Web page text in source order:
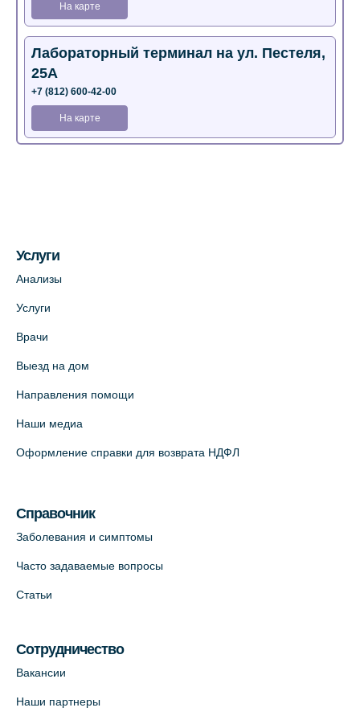
На карте
Лабораторный терминал на ул. Пестеля,
25А
+7 (812) 600-42-00
На карте
Медицинский центр на ул. Моисеенко, 5
+7 (812) 660-73-69
+7 (812) 660-73-69
На карте
(официальный партнер),
Красносельское шоссе, 54, к.3
пр., 62к3 (официальный партнер)
+7 (812) 660-73-69
Услуги
Анализы
Услуги
Врачи
Выезд на дом
Направления помощи
Наши медиа
Оформление справки для возврата НДФЛ
Справочник
Заболевания и симптомы
Часто задаваемые вопросы
Статьи
Сотрудничество
Вакансии
Наши партнеры